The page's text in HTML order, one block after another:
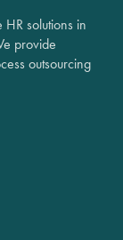
solutions in
provide
outsourcing